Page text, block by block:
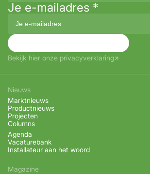
Je e-mailadres *
Bekijk hier onze privacyverklaring
Nieuws
Marktnieuws
Productnieuws
Projecten
Columns
Agenda
Vacaturebank
Installateur aan het woord
Magazine